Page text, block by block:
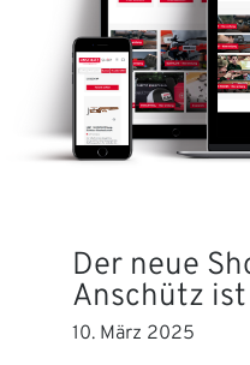
Der neue
Anschütz
10. März 2025